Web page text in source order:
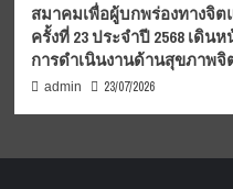
สมาคมเพื่อผู้บกพร่องทางจิ
ครั้งที่ 23 ประจำปี 2568 เดิ
การดำเนินงานด้านสุขภาพจิ
admin 23/07/2026